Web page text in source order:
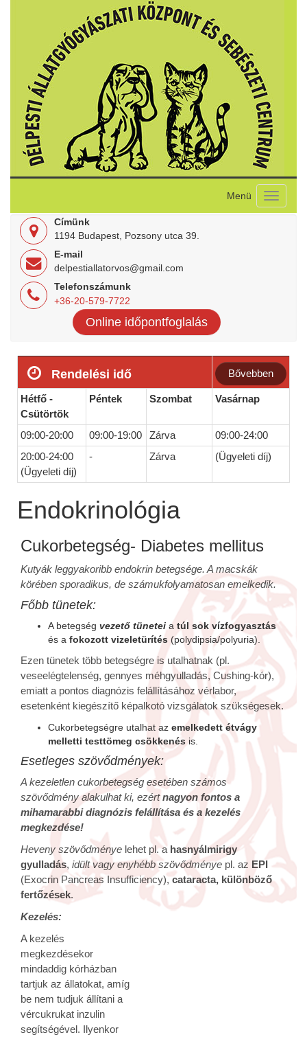
Toggle
Címünk
1194 Budapest, Pozsony utca 39.
E-mail
delpestiallatorvos@gmail.com
Telefonszámunk
+36-20-579-7722
Online időpontfoglalás
Rendelési idő Bővebben
Hétfő -
Csütörtök
Péntek Szombat Vasárnap
09:00-20:00 09:00-19:00 Zárva
09:00-24:00
20:00-24:00
(Ügyeleti díj)
- Zárva (Ügyeleti díj)
Endokrinológia
Cukorbetegség- Diabetes mellitus
Kutyák leggyakoribb endokrin betegsége. A macskák
körében sporadikus, de számukfolyamatosan emelkedik.
Főbb tünetek:
A betegség vezető tünetei a túl sok vízfogyasztás
és a fokozott vizeletürítés (polydipsia/polyuria).
Ezen tünetek több betegségre is utalhatnak (pl.
veseelégtelenség, gennyes méhgyulladás, Cushing-kór),
emiatt a pontos diagnózis felállításához vérlabor,
esetenként kiegészítő képalkotó vizsgálatok szükségesek.
Cukorbetegségre utalhat az emelkedett étvágy
melletti testtömeg csökkenés is.
Esetleges szövődmények:
A kezeletlen cukorbetegség esetében számos
szövődmény alakulhat ki, ezértnagyon fontos a
mihamarabbi diagnózis felállítása és a kezelés
megkezdése!
Heveny szövődménye lehet pl. a hasnyálmirigy
gyulladás, idült vagy enyhébb szövődménye pl. az EPI
(Exocrin Pancreas Insufficiency),cataracta, különböző
fertőzések.
Kezelés:
A kezelés
megkezdésekor
mindaddig kórházban
tartjuk az állatokat, amíg
be nem tudjuk állítani a
vércukrukat inzulin
segítségével. Ilyenkor